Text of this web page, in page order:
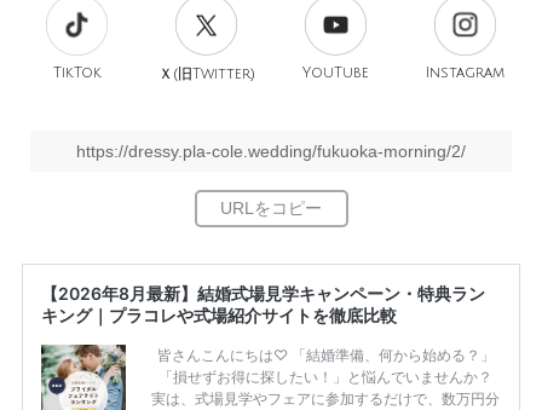
TikTok Ｘ(旧Twitter) YouTube Instagram
https://dressy.pla-cole.wedding/fukuoka-morning/2/
【2026年8月最新】結婚式場見学キャンペーン・特典ラン
キング｜プラコレや式場紹介サイトを徹底比較
皆さんこんにちは♡ 「結婚準備、何から始める？」
「損せずお得に探したい！」と悩んでいませんか？
実は、式場見学やフェアに参加するだけで、数万円分